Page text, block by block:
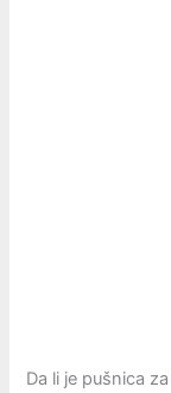
Da li je pušnica